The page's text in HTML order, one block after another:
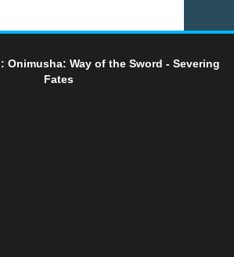
Onimusha: Way of the Sword - Severing
Fates